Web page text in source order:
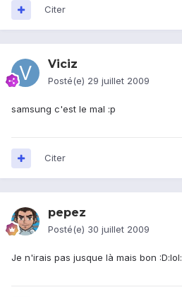
Citer
Viciz
Posté(e) 29 juillet 2009
samsung c'est le mal :p
Citer
pepez
Posté(e) 30 juillet 2009
Je n'irais pas jusque là mais bon :D:lol: